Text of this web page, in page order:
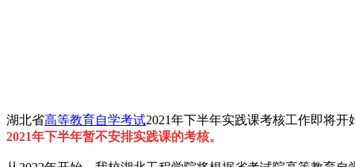
湖北省高等教育自学考试2021年下半年实践课考核工作即将
2021年下半年暂不安排实践课的考核。